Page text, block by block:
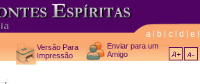
a b c d e
Versão Para
Impressão
Enviar para um
Amigo